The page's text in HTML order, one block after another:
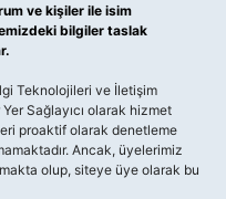
ve kişiler ile isim
bilgiler taslak
Teknolojileri ve İletişim
Sağlayıcı olarak hizmet
proaktif olarak denetleme
Ancak, üyelerimiz
olup, siteye üye olarak bu